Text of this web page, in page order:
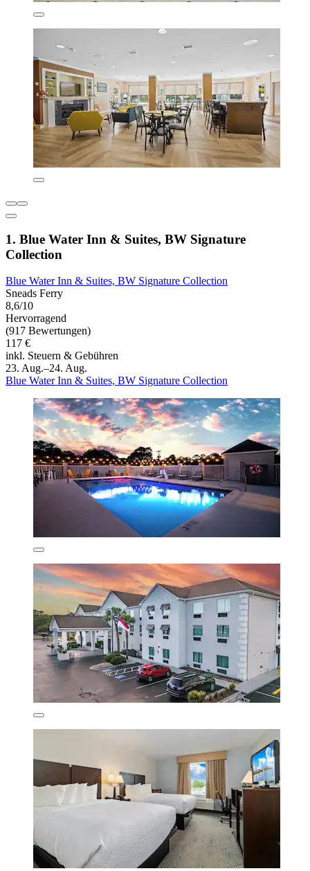
1. Blue Water Inn & Suites, BW Signature
Collection
Blue Water Inn & Suites, BW Signature Collection
Sneads Ferry
8,6/10
Hervorragend
(917 Bewertungen)
117 €
inkl. Steuern & Gebühren
23. Aug.–24. Aug.
Blue Water Inn & Suites, BW Signature Collection